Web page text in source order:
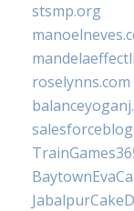
stsmp.org
roselynns.com